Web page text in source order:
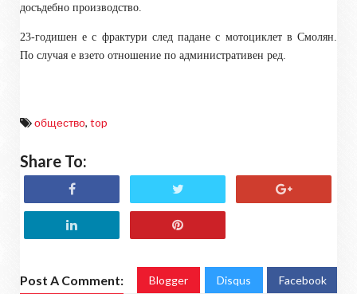
досъдебно производство.
23-годишен е с фрактури след падане с мотоциклет в Смолян.
По случая е взето отношение по административен ред.
общество, top
Share To:
Post A Comment: Blogger Disqus Facebook